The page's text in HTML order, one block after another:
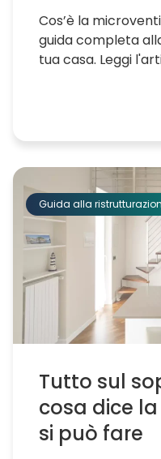
Cos’è la
guida completa
tua casa. Leggi
Guida alla
Tutto sul
cosa dice
si può fare